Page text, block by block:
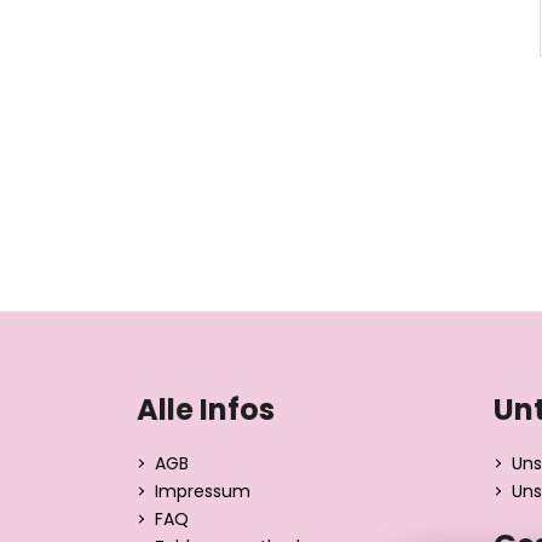
F
Alle Infos
AGB
Impressum
FAQ